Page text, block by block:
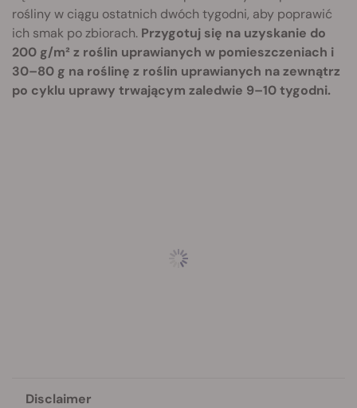
rośliny w ciągu ostatnich dwóch tygodni, aby poprawić
ich smak po zbiorach. Przygotuj się na uzyskanie do
200 g/m² z roślin uprawianych w pomieszczeniach i
30–80 g na roślinę z roślin uprawianych na zewnątrz
po cyklu uprawy trwającym zaledwie 9–10 tygodni.
Disclaimer